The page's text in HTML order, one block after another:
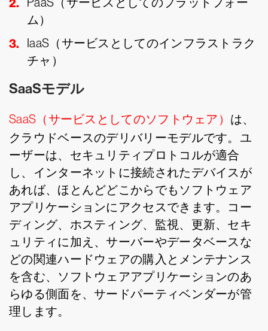
ム）
IaaS（サービスとしてのインフラストラク
チャ）
SaaSモデル
SaaS（サービスとしてのソフトウェア） は、
クラウドベースのデリバリーモデルです。ユ
ーザーは、セキュリティプロトコルが適合
し、インターネットに接続されたデバイスが
あれば、ほとんどどこからでもソフトウェア
アプリケーションにアクセスできます。コー
ディング、ホスティング、監視、更新、セキ
ュリティに加え、サーバーやデータベースな
どの関連ハードウェアの購入とメンテナンス
を含む、ソフトウェアアプリケーションのあ
らゆる側面を、サードパーティベンダーが管
理します。